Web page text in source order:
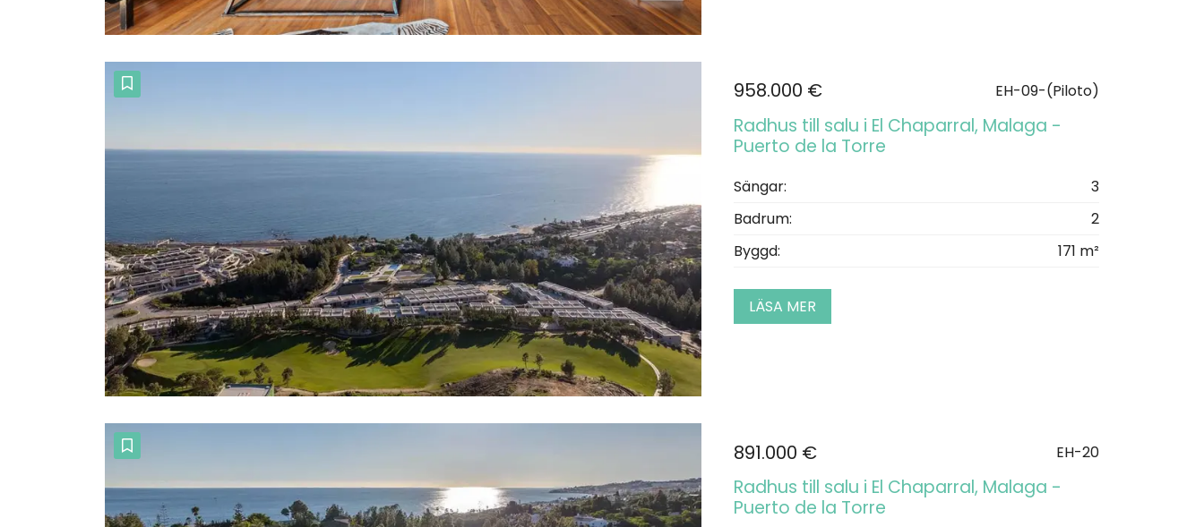
958.000 € EH-09-(Piloto)
Radhus till salu i El Chaparral, Malaga -
Puerto de la Torre
Sängar:
3
Badrum:
2
Byggd:
171 m²
LÄSA MER
891.000 € EH-20
Radhus till salu i El Chaparral, Malaga -
Puerto de la Torre